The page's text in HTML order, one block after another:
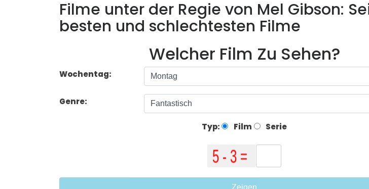
Filme unter der Regie von Mel Gibson:
besten und schlechtesten Filme
Welcher Film Zu Sehen?
Wochentag:
Genre:
Typ: Film Serie